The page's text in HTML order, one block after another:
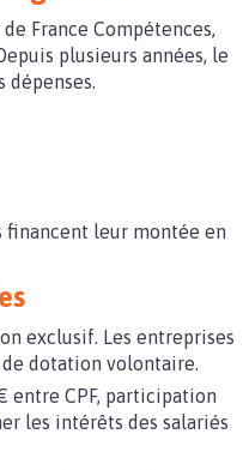
France Compétences,
plusieurs années, le
leur montée en
exclusif. Les entreprises
dotation volontaire.
entre CPF, participation
les intérêts des salariés